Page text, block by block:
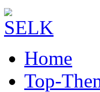
Home
Top-